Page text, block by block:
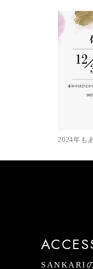
2024年も
SANKARI